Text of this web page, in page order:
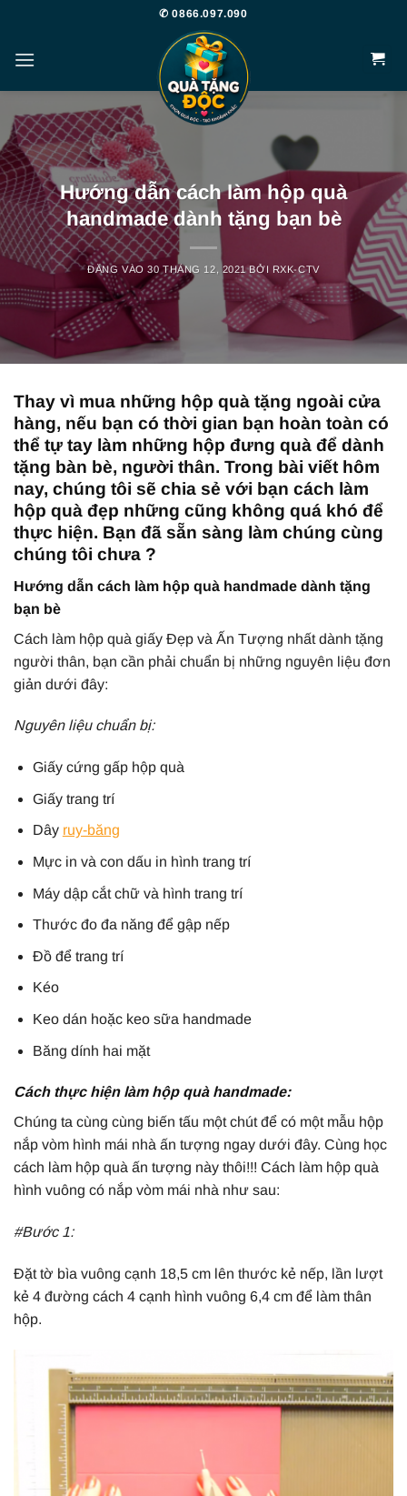
nội
✆ 0866.097.090
Hướng dẫn cách làm hộp quà
handmade dành tặng bạn bè
ĐĂNG VÀO30 THÁNG 12, 2021 BỞI RXK-CTV
Thay vì mua những hộp quà tặng ngoài cửa
hàng, nếu bạn có thời gian bạn hoàn toàn có
thể tự tay làm những hộp đưng quà để dành
tặng bàn bè, người thân. Trong bài viết hôm
nay, chúng tôi sẽ chia sẻ với bạn cách làm
hộp quà đẹp những cũng không quá khó để
thực hiện. Bạn đã sẵn sàng làm chúng cùng
chúng tôi chưa ?
Hướng dẫn cách làm hộp quà handmade dành tặng
bạn bè
Cách làm hộp quà giấy Đẹp và Ấn Tượng nhất dành tặng
người thân, bạn cần phải chuẩn bị những nguyên liệu đơn
giản dưới đây:
Nguyên liệu chuẩn bị:
Giấy cứng gấp hộp quà
Giấy trang trí
Dây ruy-băng
Mực in và con dấu in hình trang trí
Máy dập cắt chữ và hình trang trí
Thước đo đa năng để gập nếp
Đồ để trang trí
Kéo
Keo dán hoặc keo sữa handmade
Băng dính hai mặt
Cách thực hiện làm hộp quà handmade:
Chúng ta cùng cùng biến tấu một chút để có một mẫu hộp
nắp vòm hình mái nhà ấn tượng ngay dưới đây. Cùng học
cách làm hộp quà ấn tượng này thôi!!! Cách làm hộp quà
hình vuông có nắp vòm mái nhà như sau:
#Bước 1:
Đặt tờ bìa vuông cạnh 18,5 cm lên thước kẻ nếp, lần lượt
kẻ 4 đường cách 4 cạnh hình vuông 6,4 cm để làm thân
hộp.